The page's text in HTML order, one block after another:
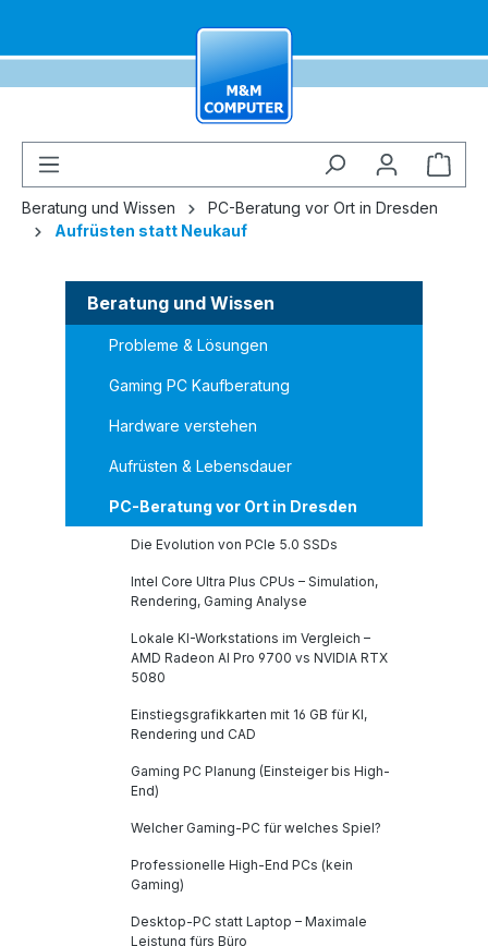
Beratung und Wissen
PC-Beratung vor Ort in Dresden
Aufrüsten statt Neukauf
Beratung und Wissen
Probleme & Lösungen
Gaming PC Kaufberatung
Hardware verstehen
Aufrüsten & Lebensdauer
PC-Beratung vor Ort in Dresden
Die Evolution von PCIe 5.0 SSDs
Intel Core Ultra Plus CPUs – Simulation,
Rendering, Gaming Analyse
Lokale KI-Workstations im Vergleich –
AMD Radeon AI Pro 9700 vs NVIDIA RTX
5080
Einstiegsgrafikkarten mit 16 GB für KI,
Rendering und CAD
Gaming PC Planung (Einsteiger bis High-
End)
Welcher Gaming-PC für welches Spiel?
Professionelle High-End PCs (kein
Gaming)
Desktop-PC statt Laptop – Maximale
Leistung fürs Büro